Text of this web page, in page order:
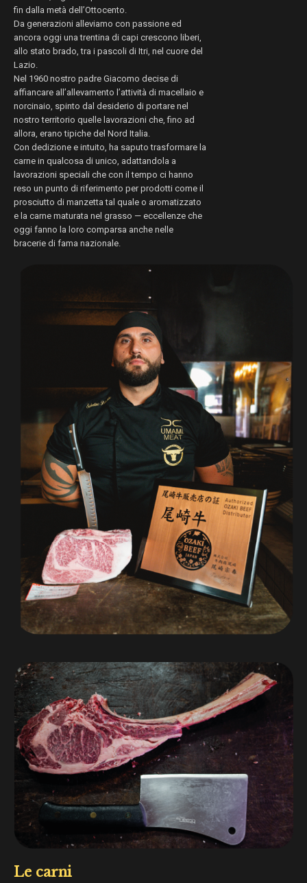
fin dalla metà dell’Ottocento.
Da generazioni alleviamo con passione ed
ancora oggi una trentina di capi crescono liberi,
allo stato brado, tra i pascoli di Itri, nel cuore del
Lazio.
Nel 1960 nostro padre Giacomo decise di
affiancare all’allevamento l’attività di macellaio e
norcinaio, spinto dal desiderio di portare nel
nostro territorio quelle lavorazioni che, fino ad
allora, erano tipiche del Nord Italia.
Con dedizione e intuito, ha saputo trasformare la
carne in qualcosa di unico, adattandola a
lavorazioni speciali che con il tempo ci hanno
reso un punto di riferimento per prodotti come il
prosciutto di manzetta tal quale o aromatizzato
e la carne maturata nel grasso — eccellenze che
oggi fanno la loro comparsa anche nelle
bracerie di fama nazionale.
Le carni